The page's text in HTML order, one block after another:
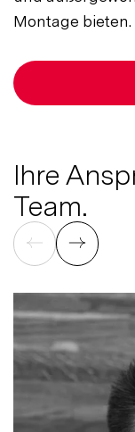
Montage bieten.
Ihre
Team.